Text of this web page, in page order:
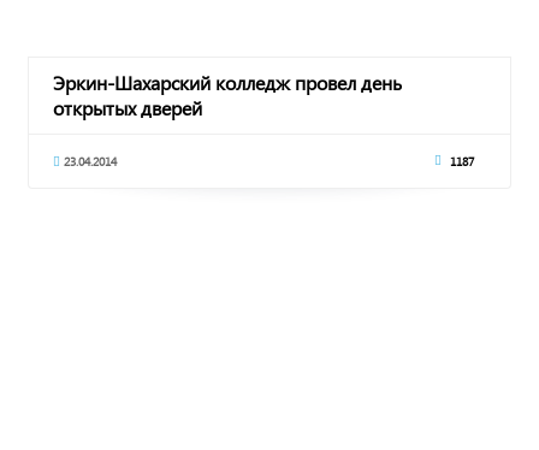
Эркин-Шахарский колледж провел день
открытых дверей
23.04.2014 1187